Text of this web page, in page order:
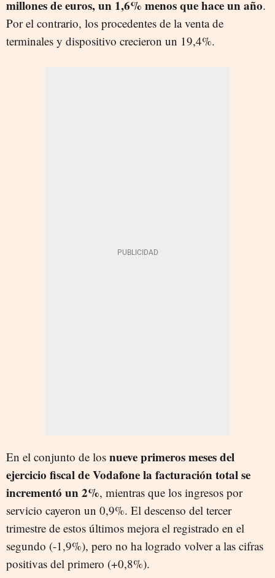
millones de euros, un 1,6% menos que hace un año.
Por el contrario, los procedentes de la venta de
terminales y dispositivo crecieron un 19,4%.
En el conjunto de los nueve primeros meses del
ejercicio fiscal de Vodafone la facturación total se
incrementó un 2%, mientras que los ingresos por
servicio cayeron un 0,9%. El descenso del tercer
trimestre de estos últimos mejora el registrado en el
segundo (-1,9%), pero no ha logrado volver a las cifras
positivas del primero (+0,8%).